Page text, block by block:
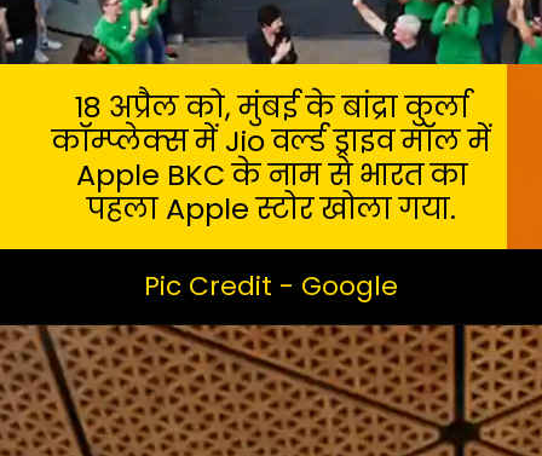
18 अप्रैल को, मुंबई के बांद्रा कुर्ला
कॉम्प्लेक्स में Jio वर्ल्ड ड्राइव मॉल में
Apple BKC के नाम से भारत का
पहला Apple स्टोर खोला गया.
Pic Credit - Google